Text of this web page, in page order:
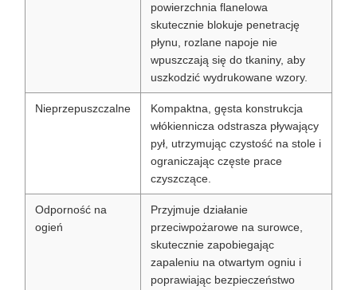
powierzchnia flanelowa
skutecznie blokuje penetrację
płynu, rozlane napoje nie
wpuszczają się do tkaniny, aby
uszkodzić wydrukowane wzory.
Nieprzepuszczalne
Kompaktna, gęsta konstrukcja
włókiennicza odstrasza pływający
pył, utrzymując czystość na stole i
ograniczając częste prace
czyszczące.
Odporność na
ogień
Przyjmuje działanie
przeciwpożarowe na surowce,
skutecznie zapobiegając
zapaleniu na otwartym ogniu i
poprawiając bezpieczeństwo